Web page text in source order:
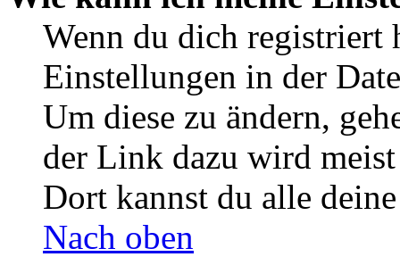
Wenn du dich registriert
Einstellungen in der
Um diese zu ändern,
der Link dazu wird
Dort kannst du alle
Nach oben